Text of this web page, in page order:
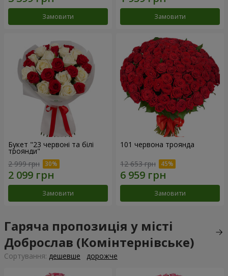
Замовити Замовити
Букет "23 червоні та білі
троянди"
2 999 грн
Замовити
101 червона троянда
12 653 грн
Замовити
Гаряча пропозиція у місті
Доброслав (Комінтернівське)
Сортування: дешевше дорожче